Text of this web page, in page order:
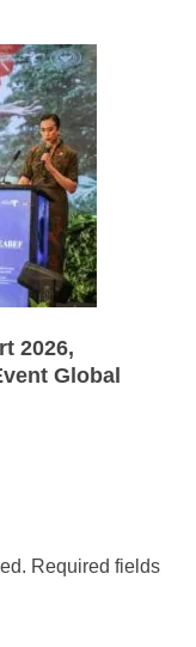
2026,
Global
Required fields